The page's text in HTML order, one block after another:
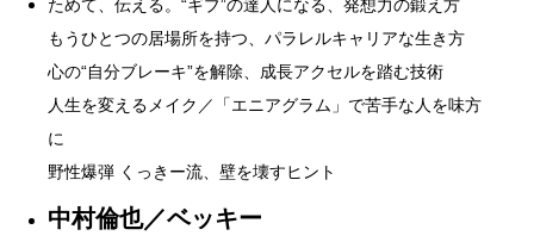
ためて、伝える。“ギブ”の達人になる、発想力の鍛え方
もうひとつの居場所を持つ、パラレルキャリアな生き方
心の“自分ブレーキ”を解除、成長アクセルを踏む技術
人生を変えるメイク／「エニアグラム」で苦手な人を味方
に
野性爆弾 くっきー流、壁を壊すヒント
中村倫也／ベッキー